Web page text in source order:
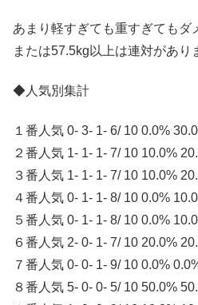
あまり軽すぎても重すぎてもダ
または57.5kg以上は連対があり
◆人気別集計
１番人気 0- 3- 1- 6/ 10 0.0%
２番人気 1- 1- 1- 7/ 10 10.0%
３番人気 1- 1- 1- 7/ 10 10.0%
４番人気 0- 1- 1- 8/ 10 0.0%
５番人気 0- 1- 1- 8/ 10 0.0%
６番人気 2- 0- 1- 7/ 10 20.0%
７番人気 0- 0- 1- 9/ 10 0.0%
８番人気 5- 0- 0- 5/ 10 50.0%